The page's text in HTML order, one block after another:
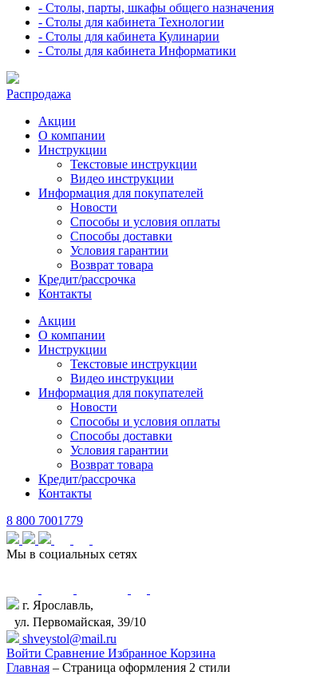
- Столы, парты, шкафы общего назначения
- Столы для кабинета Технологии
- Столы для кабинета Кулинарии
- Столы для кабинета Информатики
Распродажа
Акции
О компании
Инструкции
Текстовые инструкции
Видео инструкции
Информация для покупателей
Новости
Способы и условия оплаты
Способы доставки
Условия гарантии
Возврат товара
Кредит/рассрочка
Контакты
Акции
О компании
Инструкции
Текстовые инструкции
Видео инструкции
Информация для покупателей
Новости
Способы и условия оплаты
Способы доставки
Условия гарантии
Возврат товара
Кредит/рассрочка
Контакты
8 800 7001779
Мы в социальных сетях
г. Ярославль,
ул. Первомайская, 39/10
shveystol@mail.ru
Войти Сравнение Избранное Корзина
Главная – Страница оформления 2 стили